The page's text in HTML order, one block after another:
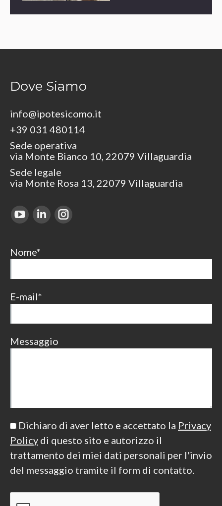
Dove Siamo
info@ipotesicomo.it
+39 031 480114
Sede operativa
via Monte Bianco 10, 22079 Villaguardia
Sede legale
via Monte Rosa 13, 22079 Villaguardia
Find us on:
YouTube
opens
in
Linkedin
in
Instagram
in
Nome*
E-mail*
Messaggio
Dichiaro di aver letto e accettato la Privacy
Policy di questo sito e autorizzo il
trattamento dei miei dati personali per l'invio
del messaggio tramite il form di contatto.